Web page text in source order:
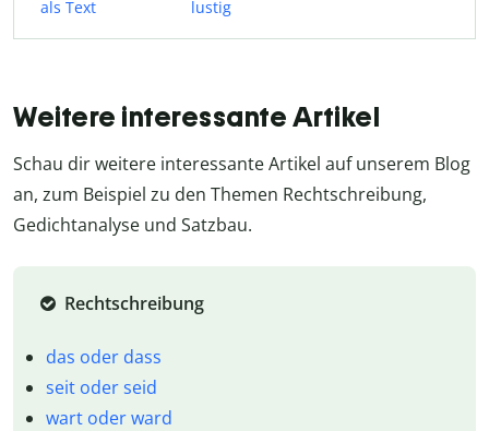
als Text lustig
Weitere interessante Artikel
Schau dir weitere interessante Artikel auf unserem Blog
an, zum Beispiel zu den Themen Rechtschreibung,
Gedichtanalyse und Satzbau.
Rechtschreibung
das oder dass
seit oder seid
wart oder ward